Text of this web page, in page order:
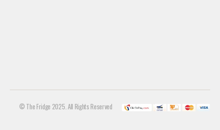
© The Fridge 2025. All Rights Reserved